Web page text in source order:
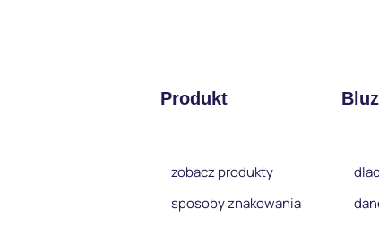
Produkt
zobacz produkty
sposoby znakowania